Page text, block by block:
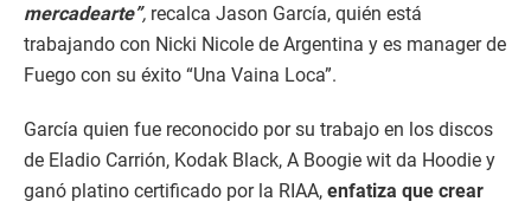
mercadearte”, recalca Jason García, quién está
trabajando con Nicki Nicole de Argentina y es manager de
Fuego con su éxito “Una Vaina Loca”.
García quien fue reconocido por su trabajo en los discos
de Eladio Carrión, Kodak Black, A Boogie wit da Hoodie y
ganó platino certificado por la RIAA, enfatiza que crear